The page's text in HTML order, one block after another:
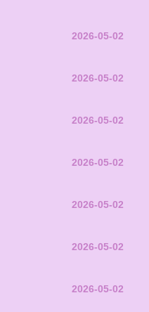
2026-05-02
2026-05-02
2026-05-02
2026-05-02
2026-05-02
2026-05-02
2026-05-02